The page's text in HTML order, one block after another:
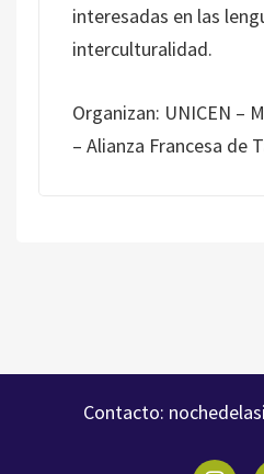
interesadas en las
interculturalidad.
Organizan: UNICEN –
– Alianza Francesa de
Contacto: